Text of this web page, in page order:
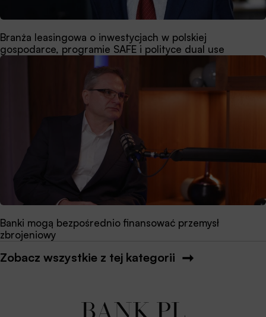
Branża leasingowa o inwestycjach w polskiej
gospodarce, programie SAFE i polityce dual use
Banki mogą bezpośrednio finansować przemysł
zbrojeniowy
Zobacz wszystkie z tej kategorii